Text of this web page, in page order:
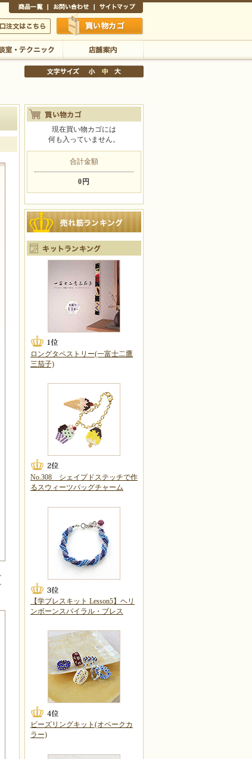
はこちら 買い物かご
店舗案内
現在買い物カゴには
何も入っていません。
合計金額
0円
ロングタペストリー(一富士二鷹
三茄子)
No.308 シェイプドステッチで作
るスウィーツバッグチャーム
【学ブレスキット Lesson5】ヘリ
ンボーンスパイラル・ブレス
ビーズリングキット(オペークカ
ラー)